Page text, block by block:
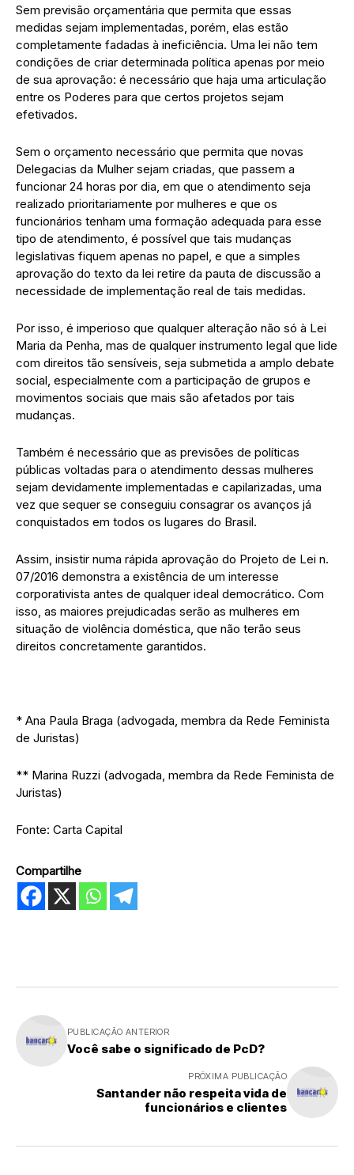
Sem previsão orçamentária que permita que essas
medidas sejam implementadas, porém, elas estão
completamente fadadas à ineficiência. Uma lei não tem
condições de criar determinada política apenas por meio
de sua aprovação: é necessário que haja uma articulação
entre os Poderes para que certos projetos sejam
efetivados.
Sem o orçamento necessário que permita que novas
Delegacias da Mulher sejam criadas, que passem a
funcionar 24 horas por dia, em que o atendimento seja
realizado prioritariamente por mulheres e que os
funcionários tenham uma formação adequada para esse
tipo de atendimento, é possível que tais mudanças
legislativas fiquem apenas no papel, e que a simples
aprovação do texto da lei retire da pauta de discussão a
necessidade de implementação real de tais medidas.
Por isso, é imperioso que qualquer alteração não só à Lei
Maria da Penha, mas de qualquer instrumento legal que lide
com direitos tão sensíveis, seja submetida a amplo debate
social, especialmente com a participação de grupos e
movimentos sociais que mais são afetados por tais
mudanças.
Também é necessário que as previsões de políticas
públicas voltadas para o atendimento dessas mulheres
sejam devidamente implementadas e capilarizadas, uma
vez que sequer se conseguiu consagrar os avanços já
conquistados em todos os lugares do Brasil.
Assim, insistir numa rápida aprovação do Projeto de Lei n.
07/2016 demonstra a existência de um interesse
corporativista antes de qualquer ideal democrático. Com
isso, as maiores prejudicadas serão as mulheres em
situação de violência doméstica, que não terão seus
direitos concretamente garantidos.
* Ana Paula Braga (advogada, membra da Rede Feminista
de Juristas)
** Marina Ruzzi (advogada, membra da Rede Feminista de
Juristas)
Fonte: Carta Capital
Compartilhe
PUBLICAÇÃO ANTERIOR
Você sabe o significado de PcD?
PRÓXIMA PUBLICAÇÃO
Santander não respeita vida de
funcionários e clientes